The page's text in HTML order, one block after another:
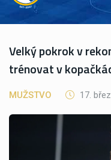
Velký pokrok v
trénovat v
MUŽSTVO 17.